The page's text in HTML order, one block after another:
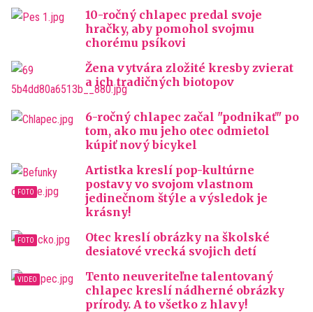
10-ročný chlapec predal svoje
hračky, aby pomohol svojmu
chorému psíkovi
Žena vytvára zložité kresby zvierat
a ich tradičných biotopov
6-ročný chlapec začal "podnikať" po
tom, ako mu jeho otec odmietol
kúpiť nový bicykel
Artistka kreslí pop-kultúrne
postavy vo svojom vlastnom
jedinečnom štýle a výsledok je
krásny!
Otec kreslí obrázky na školské
desiatové vrecká svojich detí
Tento neuveriteľne talentovaný
chlapec kreslí nádherné obrázky
prírody. A to všetko z hlavy!